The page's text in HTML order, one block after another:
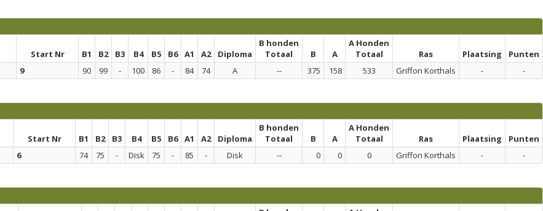
Start Nr B1 B2 B3 B4 B5 B6 A1 A2 Diploma
B honden
Totaal
B A
A Honden
Totaal
Ras Plaatsing
Punten
9 90 99 - 100 86 - 84 74 A -- 375 158 533 Griffon Korthals - -
Start Nr B1 B2 B3 B4 B5 B6 A1 A2 Diploma
B honden
Totaal
B A
A Honden
Totaal
Ras Plaatsing
Punten
6 74 75 - Disk 75 - 85 - Disk -- 0 0 0 Griffon Korthals - -